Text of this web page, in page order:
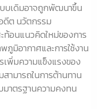
บเดิมอาจถูกพัฒนาขึ้น
ดีต นวัตกรรม
ท้อนแนวคิดใหม่ของการ
มิอากาศและการใช้งาน
พิ่มความแข็งแรงของ
ามารถในการต้านทาน
มาตรฐานความคงทน